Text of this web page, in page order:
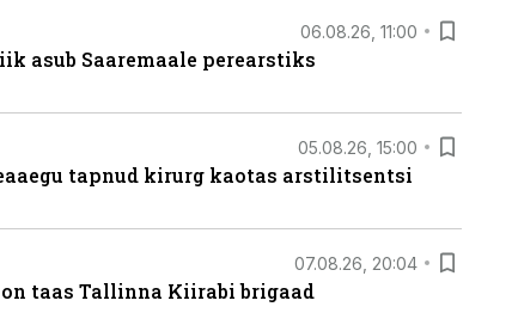
06.08.26, 11:00
asub Saaremaale perearstiks
05.08.26, 15:00
tapnud kirurg kaotas arstilitsentsi
07.08.26, 20:04
taas Tallinna Kiirabi brigaad